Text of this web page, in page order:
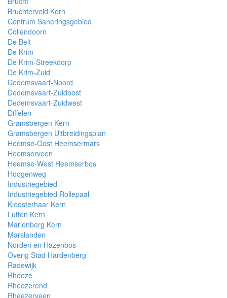
Bruchterveld Kern
Centrum Saneringsgebied
Collendoorn
De Belt
De Krim
De Krim-Streekdorp
De Krim-Zuid
Dedemsvaart-Noord
Dedemsvaart-Zuidoost
Dedemsvaart-Zuidwest
Diffelen
Gramsbergen Kern
Gramsbergen Uitbreidingsplan
Heemse-Oost Heemsermars
Heemserveen
Heemse-West Heemserbos
Hoogenweg
Industriegebied
Industriegebied Rollepaal
Kloosterhaar Kern
Lutten Kern
Marienberg Kern
Marslanden
Norden en Hazenbos
Overig Stad Hardenberg
Radewijk
Rheeze
Rheezerend
Rheezerveen